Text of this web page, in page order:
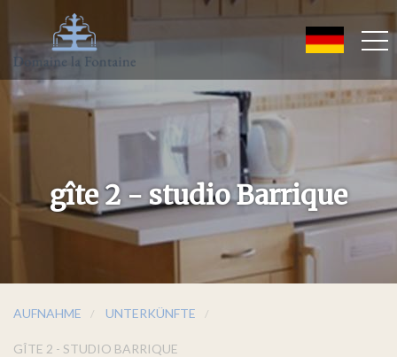
gîte 2 - studio Barrique
AUFNAHME UNTERKÜNFTE
GÎTE 2 - STUDIO BARRIQUE